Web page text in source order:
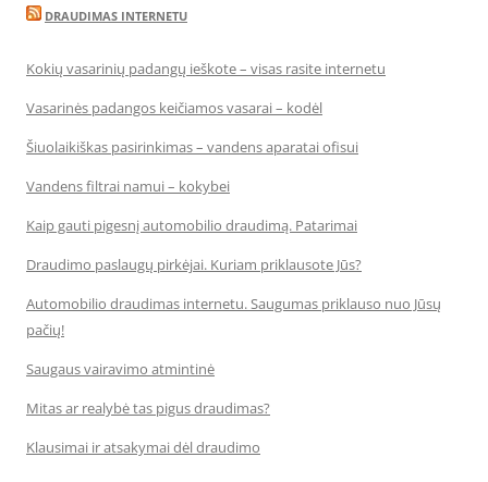
DRAUDIMAS INTERNETU
Kokių vasarinių padangų ieškote – visas rasite internetu
Vasarinės padangos keičiamos vasarai – kodėl
Šiuolaikiškas pasirinkimas – vandens aparatai ofisui
Vandens filtrai namui – kokybei
Kaip gauti pigesnį automobilio draudimą. Patarimai
Draudimo paslaugų pirkėjai. Kuriam priklausote Jūs?
Automobilio draudimas internetu. Saugumas priklauso nuo Jūsų
pačių!
Saugaus vairavimo atmintinė
Mitas ar realybė tas pigus draudimas?
Klausimai ir atsakymai dėl draudimo